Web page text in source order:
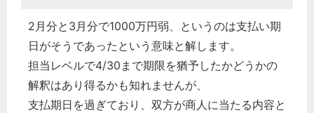
2月分と3月分で1000万円弱、というのは支払い期
日がそうであったという意味と解します。
担当レベルで4/30まで期限を猶予したかどうかの
解釈はあり得るかも知れませんが、
支払期日を過ぎており、双方が商人に当たる内容と